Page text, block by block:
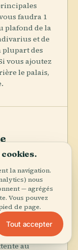
faudra 1
plafond de la
et de
plupart des
vous ajoutez
le palais,
libre, avec
une visite
et les
pendant
en été,
pièce
via le portail
au
cookies.
la navigation.
nous
— agrégés
Vous pouvez
de page.
Tout accepter